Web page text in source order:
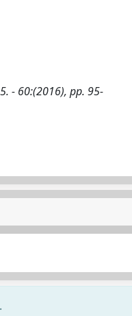
- 60:(2016), pp. 95-